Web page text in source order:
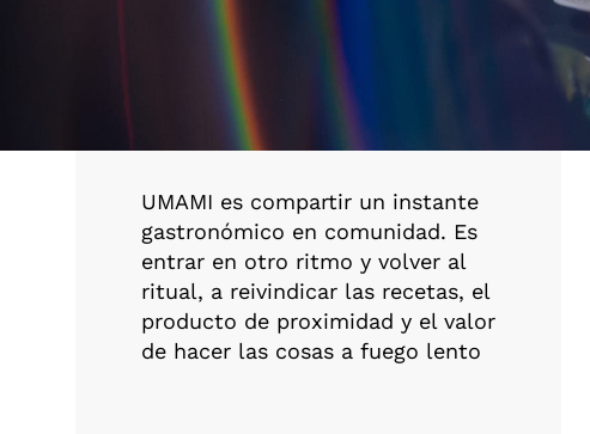
UMAMI es compartir un instante
gastronómico en comunidad. Es
entrar en otro ritmo y volver al
ritual, a reivindicar las recetas, el
producto de proximidad y el valor
de hacer las cosas a fuego lento